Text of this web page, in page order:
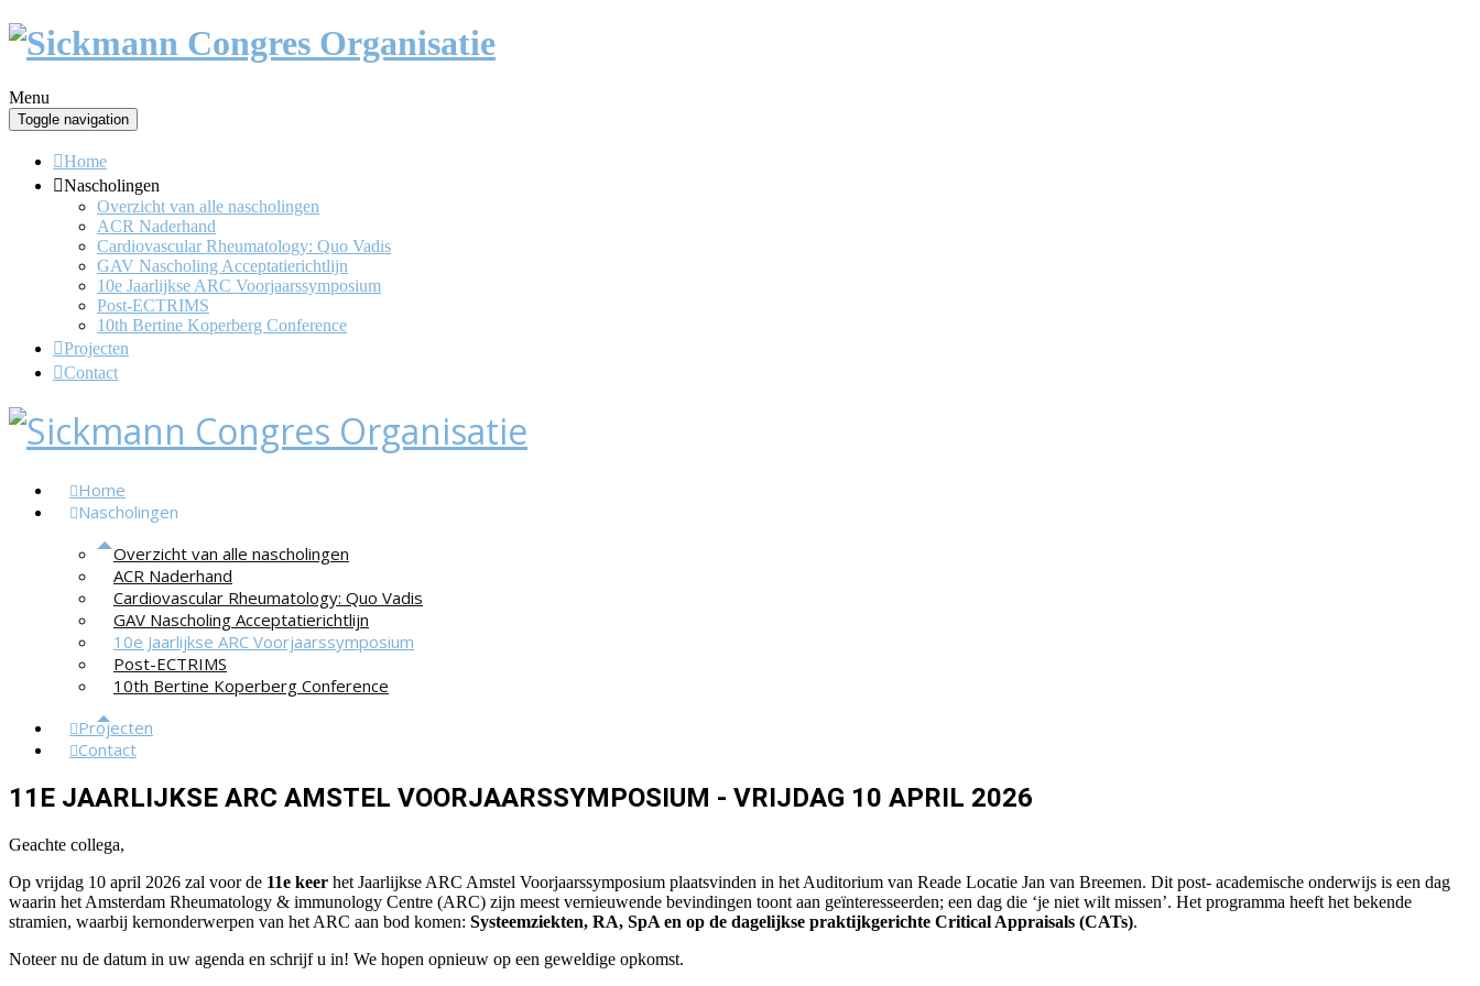
Menu
Toggle navigation
Home
Nascholingen
Overzicht van alle nascholingen
ACR Naderhand
Cardiovascular Rheumatology: Quo Vadis
GAV Nascholing Acceptatierichtlijn
10e Jaarlijkse ARC Voorjaarssymposium
Post-ECTRIMS
10th Bertine Koperberg Conference
Projecten
Contact
Home
Nascholingen
Overzicht van alle nascholingen
ACR Naderhand
Cardiovascular Rheumatology: Quo Vadis
GAV Nascholing Acceptatierichtlijn
10e Jaarlijkse ARC Voorjaarssymposium
Post-ECTRIMS
10th Bertine Koperberg Conference
Projecten
Contact
11E JAARLIJKSE ARC AMSTEL VOORJAARSSYMPOSIUM - VRIJDAG 10 APRIL 2026
Geachte collega,
Op vrijdag 10 april 2026 zal voor de 11e keer het Jaarlijkse ARC Amstel Voorjaarssymposium plaatsvinden in het Auditorium van Reade Locatie Jan van Breemen. Dit post- academische onderwijs is een dag
waarin het Amsterdam Rheumatology & immunology Centre (ARC) zijn meest vernieuwende bevindingen toont aan geïnteresseerden; een dag die ‘je niet wilt missen’. Het programma heeft het bekende
stramien, waarbij kernonderwerpen van het ARC aan bod komen: Systeemziekten, RA, SpA en op de dagelijkse praktijkgerichte Critical Appraisals (CATs).
Noteer nu de datum in uw agenda en schrijf u in! We hopen opnieuw op een geweldige opkomst.